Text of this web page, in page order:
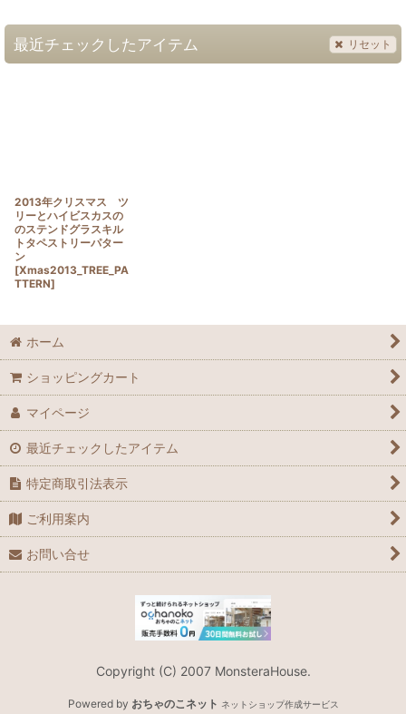
最近チェックしたアイテム リセット
2013年クリスマス ツ
リーとハイビスカスの
のステンドグラスキル
トタペストリーパター
ン
[Xmas2013_TREE_PA
TTERN]
ホーム
ショッピングカート
マイページ
最近チェックしたアイテム
特定商取引法表示
ご利用案内
お問い合せ
Copyright (C) 2007 MonsteraHouse.
Powered by おちゃのこネット ネットショップ作成サービス